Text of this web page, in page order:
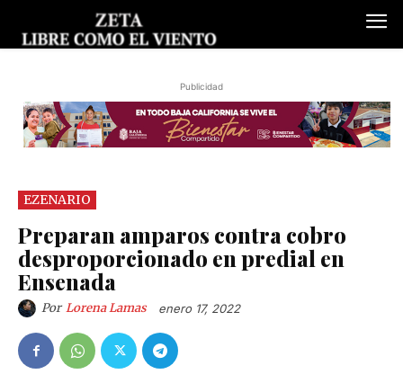
Publicidad
EZENARIO
Preparan amparos contra cobro
desproporcionado en predial en
Ensenada
Por Lorena Lamas enero 17, 2022